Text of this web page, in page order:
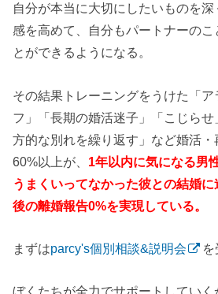
自分が本当に大切にしたいものを
感を高めて、自分もパートナーのこ
とができるようになる。
その結果トレーニングをうけた「ア
フ」「長期の婚活迷子」「こじら
方的な別れを繰り返す」など婚活
60%以上が、 1年以内に気になる男
うまくいってなかった彼との結婚
後の離婚報告0%を実現している。
まずはparcy's個別相談&説明会 を
ぼくたちが全力でサポートしていく